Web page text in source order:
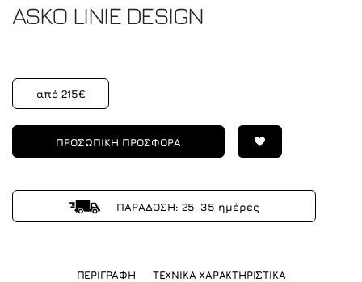
ASKO LINIE DESIGN
από 215€
ΠΡΟΣΩΠΙΚΗ ΠΡΟΣΦΟΡΑ
ΠΑΡΑΔΟΣΗ: 25-35 ημέρες
ΠΕΡΙΓΡΑΦΗ ΤΕΧΝΙΚΑ ΧΑΡΑΚΤΗΡΙΣΤΙΚΑ